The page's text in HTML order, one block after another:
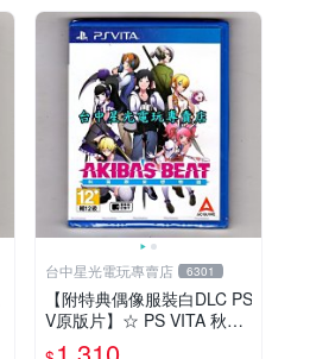
台中星光電玩專賣店 6301
【附特典偶像服裝白DLC PS
V原版片】☆ PS VITA 秋葉
原妄想物語 秋葉潮物語 ☆